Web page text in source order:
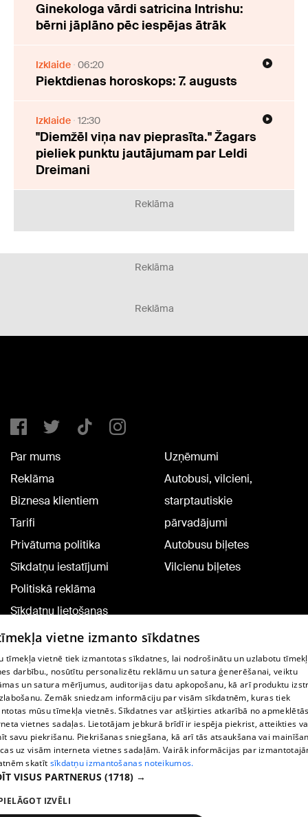
Ginekologa vārdi satricina Intrishu:
bērni jāplāno pēc iespējas ātrāk
Izklaide 06:20
Piektdienas horoskops: 7. augusts
Izklaide 12:30
"Diemžēl viņa nav pieprasīta." Žagars
pieliek punktu jautājumam par Leldi
Dreimani
Reklāma
Reklāma
Reklāma
Par mums
Reklāma
Biznesa klientiem
Tarifi
Privātuma politika
Sīkdatņu iestatījumi
Politiskā reklāma
Sīkdatņu lietošanas
noteikumi
Komentāru pievienošana
Uzņēmumi
Autobusi, vilcieni,
starptautiskie
pārvadājumi
Autobusu biļetes
Vilcienu biļetes
TV programma
Līguma noteikumi
360 Ziņu kontakti
Helio Media
Portāla palīdzības dienests: e-pasts -
vietne izmanto sīkdatnes
tīmekļa vietnē tiek izmantotas sīkdatnes, lai nodrošinātu un uzlabotu
darbību., nosūtītu personalizētu reklāmu un satura ģenerēšanai, veiktu
un satura mērījumus, auditorijas datu apkopošanu, kā arī produktu
Zemāk sniedzam informāciju par visām sīkdatnēm, kuras tiek
mūsu tīmekļa vietnēs. Sīkdatnes var atšķirties atkarībā no
vietnes sadaļas. Lietotājam jebkurā brīdī ir iespēja piekrist, atteikties
savu piekrišanu. Piekrišanas sniegšana, kā arī tās atsaukšana vai
uz visām interneta vietnes sadaļām. Vairāk informācijas par
skatīt sīkdatņu izmantošanas noteikumos.
VISUS PARTNERUS (1718) →
IZVĒLI